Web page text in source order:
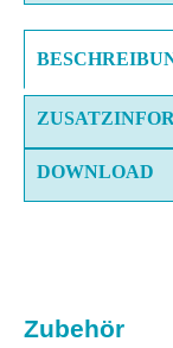
DOWNLOAD
Produktgalerie
Zubehör